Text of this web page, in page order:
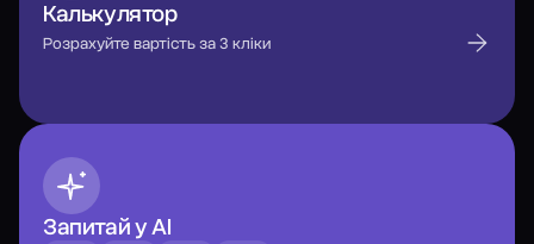
Калькулятор
Розрахуйте вартість за 3 кліки
Запитай у AI